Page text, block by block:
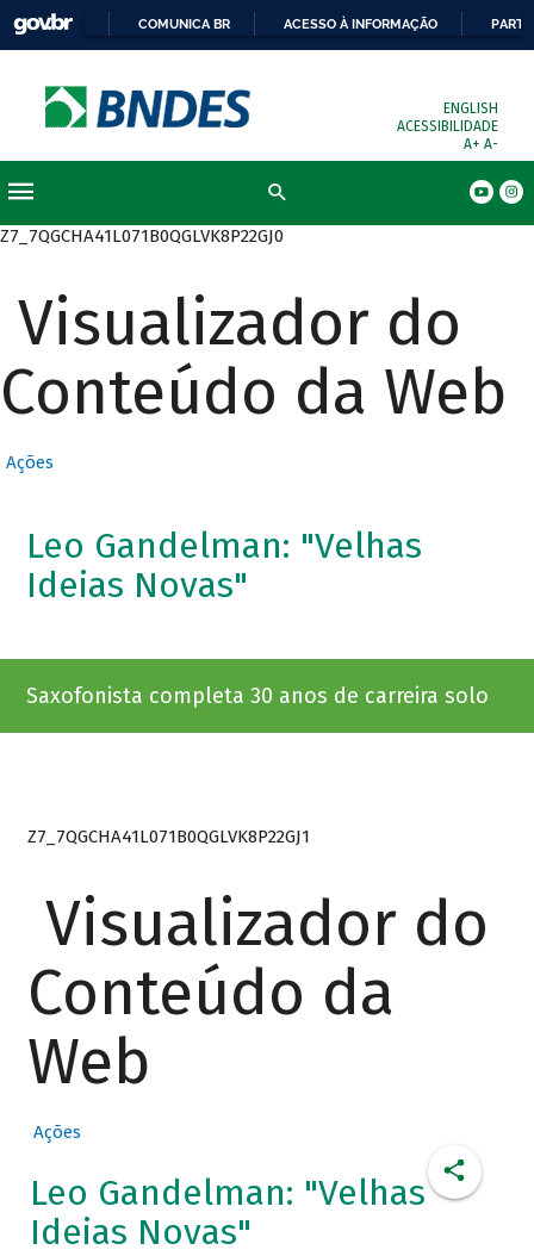
COMUNICA BR ACESSO À INFORMAÇÃO
ENGLISH
ACESSIBILIDADE
A+ A-
Z7_7QGCHA41L071B0QGLVK8P22GJ0
Visualizador do
Conteúdo da Web
Ações
Leo Gandelman: "Velhas
Ideias Novas"
Saxofonista completa 30 anos de carreira solo
Z7_7QGCHA41L071B0QGLVK8P22GJ1
Visualizador do
Conteúdo da
Web
Ações
Leo Gandelman: "Velhas
Ideias Novas"